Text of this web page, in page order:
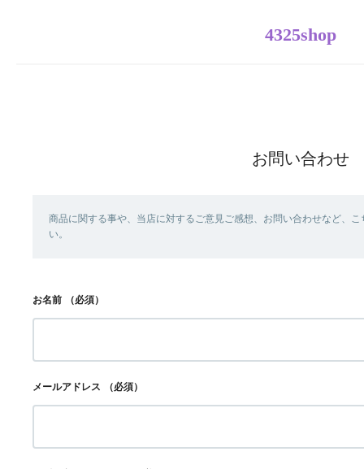
4325shop
お問い合わせ
商品に関する事や、当店に対するご意見ご感想、お問い合わせなど、
い。
お名前 （必須）
メールアドレス （必須）